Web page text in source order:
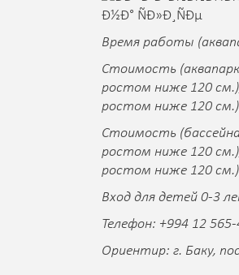
Время работы
Стоимость
ростом ниже 120
ростом ниже 120 см.)
Cтоимость
ростом ниже 120
ростом ниже 120
Вход для детей 0-3
Телефон: +994 12
Ориентир: г. Баку,